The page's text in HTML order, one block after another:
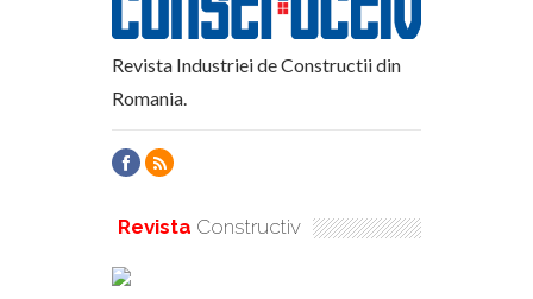
Revista Industriei de Constructii din
Romania.
Revista Constructiv